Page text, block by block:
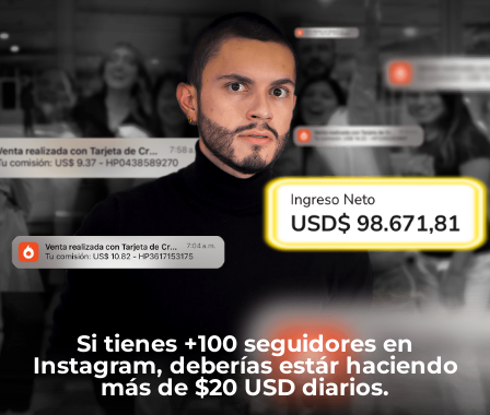
Si tienes +100 seguidores en
Instagram, deberías estár haciendo
más de $20 USD diarios.